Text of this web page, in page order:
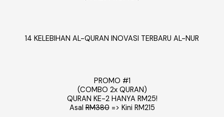
14 KELEBIHAN AL-QURAN INOVASI TERBARU AL-NUR
PROMO #1
(COMBO 2x QURAN)
QURAN KE-2 HANYA RM25!
AsalRM380=> Kini RM215